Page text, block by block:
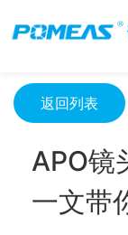
APO镜头是不
返回列表
APO镜
一文带